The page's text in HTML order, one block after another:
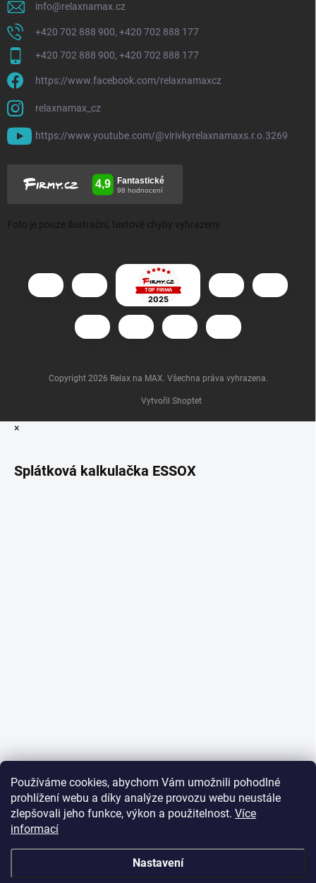
Používáme cookies, abychom Vám umožnili pohodlné
prohlížení webu a díky analýze provozu webu neustále
zlepšovali jeho funkce, výkon a použitelnost. Více
informací
Nastavení
info@relaxnamax.cz
+420 702 888 900, +420 702 888 177
+420 702 888 900, +420 702 888 177
https://www.facebook.com/relaxnamaxcz
relaxnamax_cz
https://www.youtube.com/@virivkyrelaxnamaxs.r.o.3269
Foto je pouze ilustrační, textové chyby vyhrazeny.
Vytvořil Shoptet
Copyright 2026 Relax na MAX. Všechna práva vyhrazena.
×
Splátková kalkulačka ESSOX